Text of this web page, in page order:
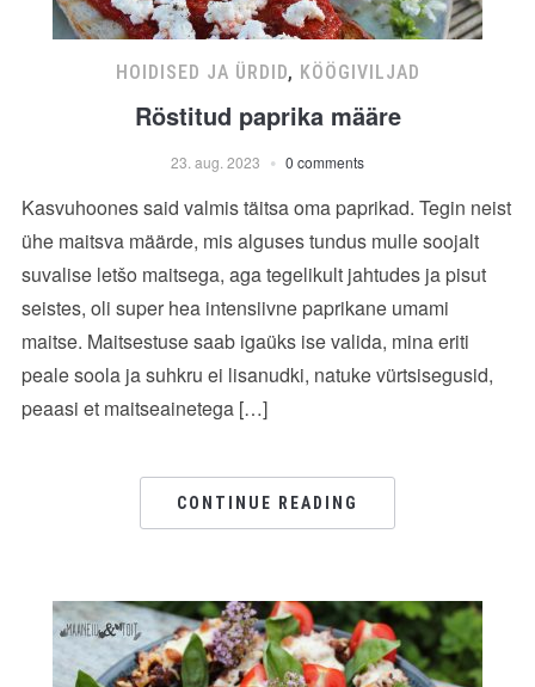
HOIDISED JA ÜRDID, KÖÖGIVILJAD
Röstitud paprika määre
23. aug. 2023 0 comments
Kasvuhoones said valmis täitsa oma paprikad. Tegin neist
ühe maitsva määrde, mis alguses tundus mulle soojalt
suvalise letšo maitsega, aga tegelikult jahtudes ja pisut
seistes, oli super hea intensiivne paprikane umami
maitse. Maitsestuse saab igaüks ise valida, mina eriti
peale soola ja suhkru ei lisanudki, natuke vürtsisegusid,
peaasi et maitseainetega […]
CONTINUE READING